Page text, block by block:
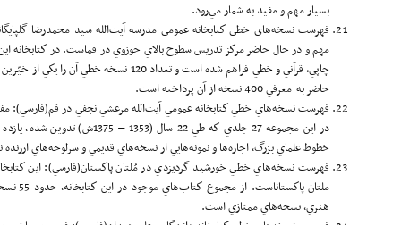
بسيار مهم و مفيد به شمار مي‌رود.
فهرست نسخه‌هاي خطي كتاب­خانه عمومي مدرسه آيت‌الله سيد محمدرضا
مهم و در حال حاضر مركز تدريس سطوح بالاي حوزوي در قماست. در كتابخانه
چاپي، قرآني و خطي فراهم شده است و تعداد 120
حاضر به معرفي 400 نسخه از آن پرداخته است.
فهرست نسخه‌هاي خطي كتاب­خانه عمومي آيت‌الله مرعشي نجفي در
در اين مجموعه 27 جلدي كه طي 22
خطوط علماي بزرگ، اجازه‌ها و نمونه‌هايي از نسخه‌هاي قديمي و سرلوحه‌هاي
فهرست‌ نسخه‌هاي خطي خورشيد گرديزدي در مُلتان پاكستان(فارسي): اين
ملتان
هنري، نسخه‌هاي ممتازي است.